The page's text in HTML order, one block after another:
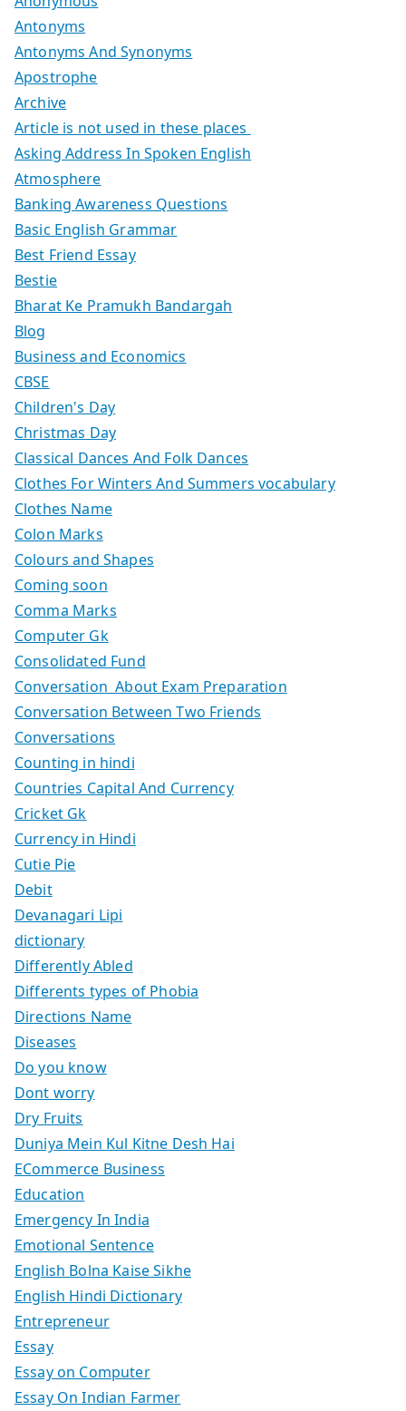
Antonyms
Antonyms And Synonyms
Apostrophe
Archive
Article is not used in these places
Asking Address In Spoken English
Atmosphere
Banking Awareness Questions
Basic English Grammar
Best Friend Essay
Bestie
Bharat Ke Pramukh Bandargah
Blog
Business and Economics
CBSE
Children's Day
Christmas Day
Classical Dances And Folk Dances
Clothes For Winters And Summers vocabulary
Clothes Name
Colon Marks
Colours and Shapes
Coming soon
Comma Marks
Computer Gk
Consolidated Fund
Conversation About Exam Preparation
Conversation Between Two Friends
Conversations
Counting in hindi
Countries Capital And Currency
Cricket Gk
Currency in Hindi
Cutie Pie
Debit
Devanagari Lipi
dictionary
Differently Abled
Differents types of Phobia
Directions Name
Diseases
Do you know
Dont worry
Dry Fruits
Duniya Mein Kul Kitne Desh Hai
ECommerce Business
Education
Emergency In India
Emotional Sentence
English Bolna Kaise Sikhe
English Hindi Dictionary
Entrepreneur
Essay
Essay on Computer
Essay On Indian Farmer